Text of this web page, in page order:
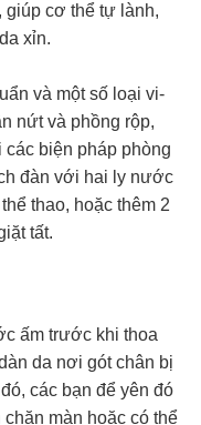
giúp cơ thể tự lành,
xỉn.
và một số loại vi-
nứt và phồng rộp,
biện pháp phòng
đàn với hai ly nước
thao, hoặc thêm 2
tất.
ấm trước khi thoa
da nơi gót chân bị
các bạn để yên đó
màn hoặc có thể